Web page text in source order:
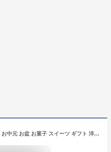
シーキューブ 焼きティラミス お中元 お盆 お菓子 スイーツ ギフト 洋菓子 焼き菓子 プレゼント 人気 個包装 内祝い お返し 手土産 退職 2個入り